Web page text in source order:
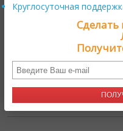
Контакты
111024, г. Москва,
проезд Энтузиастов,
тел. 8 800 333 4924
Круглосуточная
Сделать